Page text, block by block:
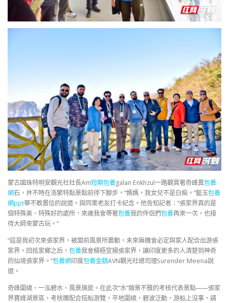
蒙古國珠特明安觀光社社長Am短期包養galan Enkhzul一路觀賞著奇峰異包養
網石，并不時在浩繁特點景點前停下腳步，“媽媽，我女兒不是白痴。”藍玉包養
網ppt華不敢置信的說道。與同業老友打卡紀念。他告知記者：“張家界真的是
個特殊美、特殊好的處所，來歲我會帶著包養我的伴侶們包養再來一次，也接
待大師來蒙古玩。”
“這是我初次來張家界，被面前風景所震動，未來無機會必定與家人配合出游張
家界。回抵家鄉之后， 包養我會積極宣揚張家界，讓印度更多的人清楚到神奇
的仙境張家界。”包養網印度包養金額AVN觀光社總司理Surender Meena說
道。
奇峰圍繞、一泓碧水、風景旖旎。在此次“水”類景不雅的考核代表景點——張家
界寶峰湖景區，考核團配合搭船游覽，平地圍繞，碧波泛動，游船上沒事，請